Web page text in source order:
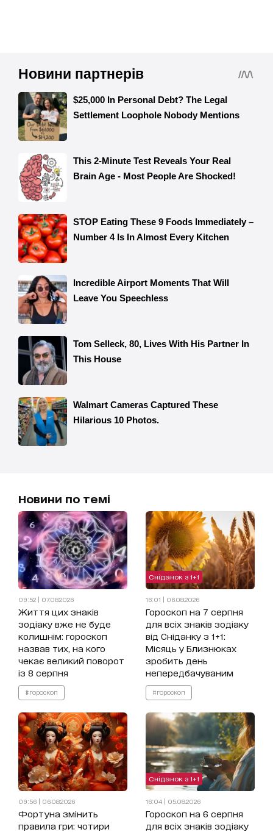
Новини по темі
09:52 | 07.08.2026
Життя цих знаків
зодіаку вже не буде
колишнім: гороскоп
назвав тих, на кого
чекає великий поворот
із 8 серпня
#гороскоп
Сніданок з 1+1
16:01 | 06.08.2026
Гороскоп на 7 серпня
для всіх знаків зодіаку
від Сніданку з 1+1:
Місяць у Близнюках
зробить день
непередбачуваним
#гороскоп
09:56 | 06.08.2026
Фортуна змінить
правила гри: чотири
Сніданок з 1+1
16:04 | 05.08.2026
Гороскоп на 6 серпня
для всіх знаків зодіаку